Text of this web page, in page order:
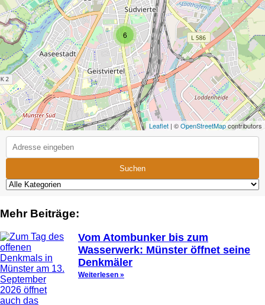
6
Leaflet | ©OpenStreetMapcontributors
Suchen
Mehr Beiträge:
Vom Atombunker bis zum
Wasserwerk: Münster öffnet seine
Denkmäler
Weiterlesen »